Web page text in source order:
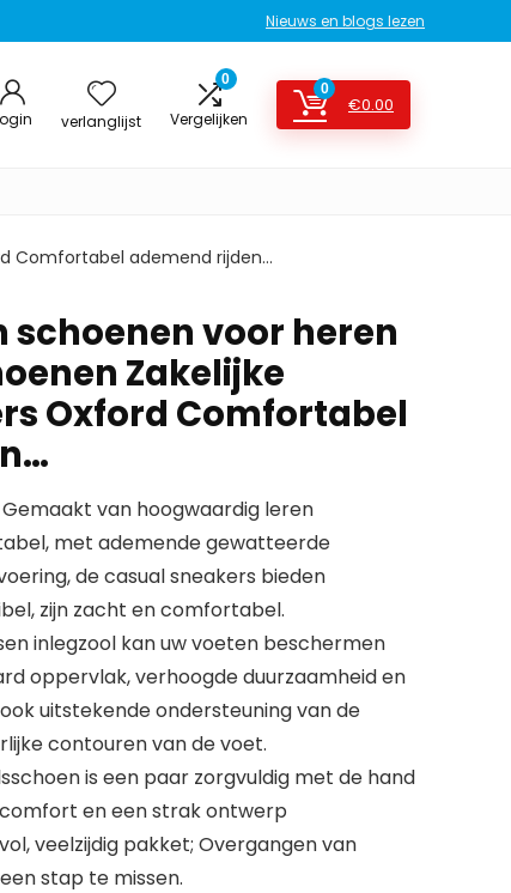
Nieuws en blogs lezen
verlanglijst
0
Vergelijken
0
€0.00
Comfortabel ademend rijden…
schoenen voor heren
Zakelijke
Oxford Comfortabel
Gemaakt van hoogwaardig leren
met ademende gewatteerde
de casual sneakers bieden
zijn zacht en comfortabel.
inlegzool kan uw voeten beschermen
oppervlak, verhoogde duurzaamheid en
uitstekende ondersteuning van de
contouren van de voet.
is een paar zorgvuldig met de hand
en een strak ontwerp
veelzijdig pakket; Overgangen van
stap te missen.